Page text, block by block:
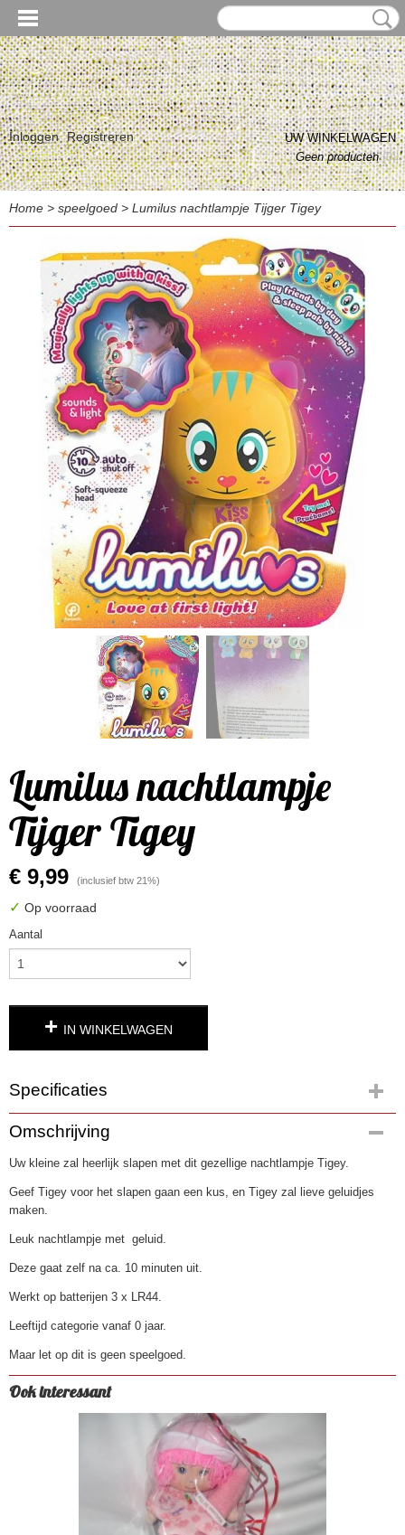
Inloggen Registreren
UW WINKELWAGEN
Geen producten(0)
Home > speelgoed > Lumilus nachtlampje Tijger Tigey
Lumilus nachtlampje
Tijger Tigey
€ 9,99 (inclusief btw 21%)
✓ Op voorraad
Aantal
IN WINKELWAGEN
Specificaties
Productcode
3167
EAN code
Omschrijving
Uw kleine zal heerlijk slapen met dit gezellige nachtlampje Tigey.
Geef Tigey voor het slapen gaan een kus, en Tigey zal lieve geluidjes
maken.
Leuk nachtlampje met geluid.
Deze gaat zelf na ca. 10 minuten uit.
Werkt op batterijen 3 x LR44.
Leeftijd categorie vanaf 0 jaar.
Maar let op dit is geen speelgoed.
Ook interessant